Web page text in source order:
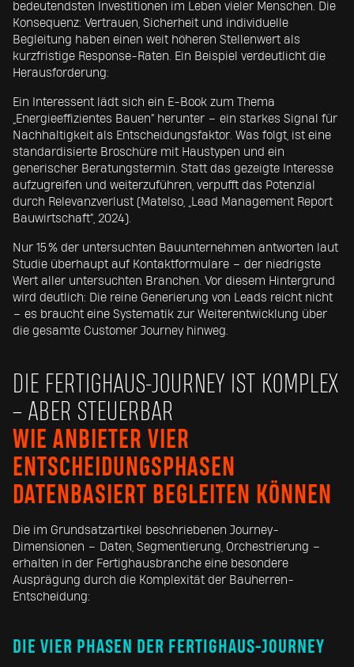
bedeutendsten Investitionen im Leben vieler Menschen. Die
Konsequenz: Vertrauen, Sicherheit und individuelle
Begleitung haben einen weit höheren Stellenwert als
kurzfristige Response-Raten. Ein Beispiel verdeutlicht die
Herausforderung:
Ein Interessent lädt sich ein E-Book zum Thema
„Energieeffizientes Bauen“ herunter – ein starkes Signal für
Nachhaltigkeit als Entscheidungsfaktor. Was folgt, ist eine
standardisierte Broschüre mit Haustypen und ein
generischer Beratungstermin. Statt das gezeigte Interesse
aufzugreifen und weiterzuführen, verpufft das Potenzial
durch Relevanzverlust (Matelso, „Lead Management Report
Bauwirtschaft“, 2024).
Nur 15 % der untersuchten Bauunternehmen antworten laut
Studie überhaupt auf Kontaktformulare – der niedrigste
Wert aller untersuchten Branchen. Vor diesem Hintergrund
wird deutlich: Die reine Generierung von Leads reicht nicht
– es braucht eine Systematik zur Weiterentwicklung über
die gesamte Customer Journey hinweg.
DIE FERTIGHAUS-JOURNEY IST KOMPLEX
– ABER STEUERBAR
WIE ANBIETER VIER
ENTSCHEIDUNGSPHASEN
DATENBASIERT BEGLEITEN KÖNNEN
Die im Grundsatzartikel beschriebenen Journey-
Dimensionen – Daten, Segmentierung, Orchestrierung –
erhalten in der Fertighausbranche eine besondere
Ausprägung durch die Komplexität der Bauherren-
Entscheidung:
DIE VIER PHASEN DER FERTIGHAUS-JOURNEY